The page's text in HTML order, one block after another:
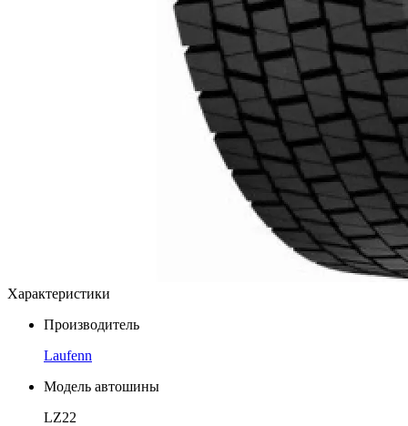
Характеристики
Производитель
Laufenn
Модель автошины
LZ22